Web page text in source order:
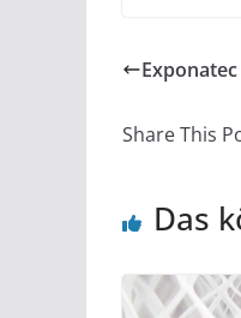
Share This
Das